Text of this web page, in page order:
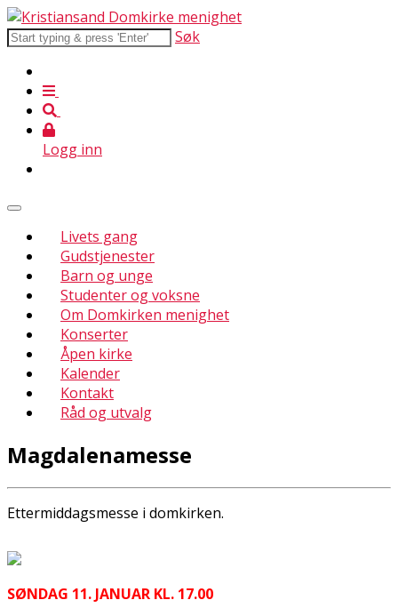
Søk
Logg inn
Livets gang
Gudstjenester
Barn og unge
Studenter og voksne
Om Domkirken menighet
Konserter
Åpen kirke
Kalender
Kontakt
Råd og utvalg
Magdalenamesse
Ettermiddagsmesse i domkirken.
SØNDAG 11. JANUAR KL. 17.00